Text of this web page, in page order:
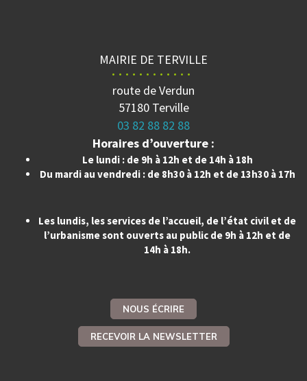
MAIRIE DE TERVILLE
route de Verdun
57180 Terville
03 82 88 82 88
Horaires d’ouverture :
Le lundi : de 9h à 12h et de 14h à 18h
Du mardi au vendredi : de 8h30 à 12h et de 13h30 à 17h
Les lundis, les services de l’accueil, de l’état civil et de
l’urbanisme sont ouverts au public de 9h à 12h et de
14h à 18h.
NOUS ÉCRIRE
RECEVOIR LA NEWSLETTER